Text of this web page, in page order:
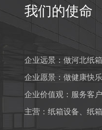
我们的使命
企业远景：做河北纸
企业愿景：做健康快乐
企业价值观：服务客
主营： 纸箱设备 纸